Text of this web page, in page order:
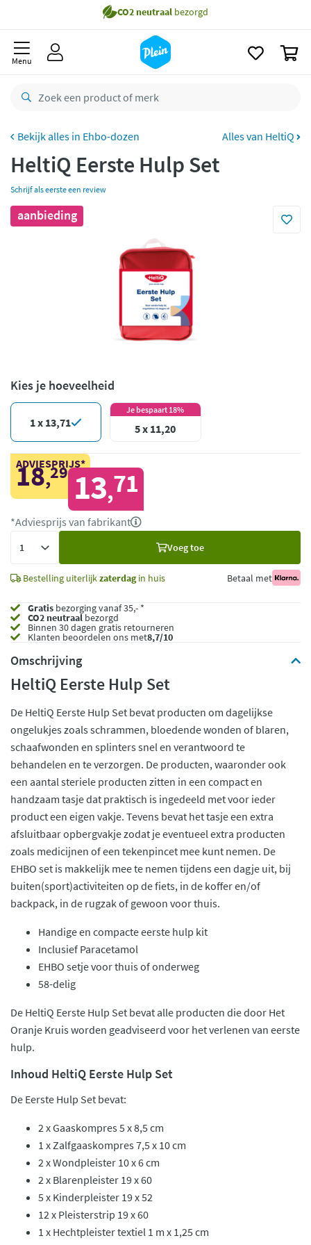
Gratisbezorging vanaf 35,- *
Bestelling uiterlijkzaterdag
retourneren
Betaal met Klarna
Menu
Ehbo-dozen Alles van HeltiQ
HeltiQ Eerste Hulp Set
Schrijf als eerste een review
aanbieding
Kies je hoeveelheid
1 x 13,71
Je bespaart 18%
5 x 11,20
ADVIESPRIJS*
18,29 13,71
*Adviesprijs van fabrikant
Voeg toe
Bestelling uiterlijkzaterdagin huis Betaal met
Gratis bezorging vanaf 35,- *
CO2 neutraalbezorgd
Binnen 30 dagen gratis retourneren
Klanten beoordelen ons met8,7/10
Omschrijving
HeltiQ Eerste Hulp Set
De HeltiQ Eerste Hulp Set bevat producten om dagelijkse
ongelukjes zoals schrammen, bloedende wonden of blaren,
schaafwonden en splinters snel en verantwoord te
behandelen en te verzorgen. De producten, waaronder ook
een aantal steriele producten zitten in een compact en
handzaam tasje dat praktisch is ingedeeld met voor ieder
product een eigen vakje. Tevens bevat het tasje een extra
afsluitbaar opbergvakje zodat je eventueel extra producten
zoals medicijnen of een tekenpincet mee kunt nemen. De
EHBO set is makkelijk mee te nemen tijdens een dagje uit, bij
buiten(sport)activiteiten op de fiets, in de koffer en/of
backpack, in de rugzak of gewoon voor thuis.
Handige en compacte eerste hulp kit
Inclusief Paracetamol
EHBO setje voor thuis of onderweg
58-delig
De HeltiQ Eerste Hulp Set bevat alle producten die door Het
Oranje Kruis worden geadviseerd voor het verlenen van eerste
hulp.
Inhoud HeltiQ Eerste Hulp Set
De Eerste Hulp Set bevat:
2 x Gaaskompres 5 x 8,5 cm
1 x Zalfgaaskompres 7,5 x 10 cm
2 x Wondpleister 10 x 6 cm
2 x Blarenpleister 19 x 60
5 x Kinderpleister 19 x 52
12 x Pleisterstrip 19 x 60
1 x Hechtpleister textiel 1 m x 1,25 cm